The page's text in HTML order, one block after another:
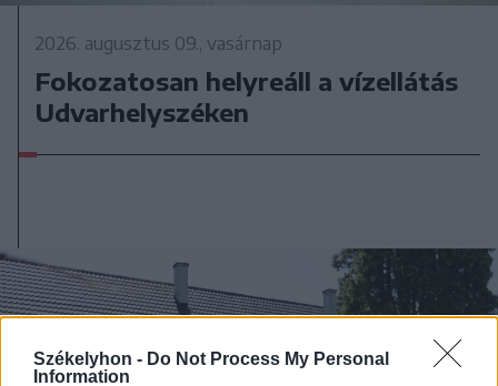
Székelyhon - Do Not Process My Personal
Information
2026. augusztus 09., vasárnap
Fokozatosan helyreáll a vízellátás
Udvarhelyszéken